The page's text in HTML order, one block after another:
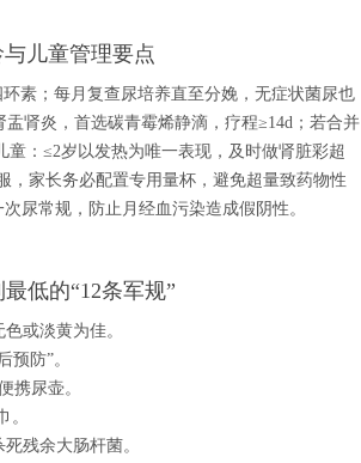
儿童管理要点
素；每月复查尿培养直至分娩，无症状菌尿也
肾炎，首选碳青霉烯静滴，疗程≥14d；若合并
童：≤2岁以发热为唯一表现，及时做肾脏彩超
，家长务必配置专用量杯，避免超量致药物性
尿常规，防止月经血污染造成假阴性。
低的“12条军规”
或淡黄为佳。
防”。
携尿壶。
。
残余大肠杆菌。